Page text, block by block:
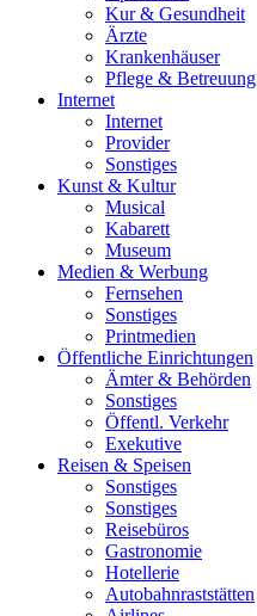
Kur & Gesundheit
Ärzte
Krankenhäuser
Pflege & Betreuung
Internet
Internet
Provider
Sonstiges
Kunst & Kultur
Musical
Kabarett
Museum
Medien & Werbung
Fernsehen
Sonstiges
Printmedien
Öffentliche Einrichtungen
Ämter & Behörden
Sonstiges
Öffentl. Verkehr
Exekutive
Reisen & Speisen
Sonstiges
Sonstiges
Reisebüros
Gastronomie
Hotellerie
Autobahnraststätten